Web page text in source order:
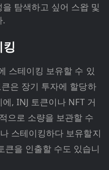
탐색하고 싶어 스왑 및
.
스테이킹 보유할 수 있
은 장기 투자에 할당하
, INJ 토큰이나 NFT 거
으로 소량을 보관할 수
스테이킹하다 보유할지
큰을 인출할 수도 있습니